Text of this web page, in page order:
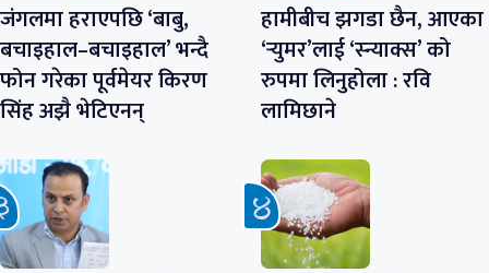
जंगलमा हराएपछि ‘बाबु,
बचाइहाल–बचाइहाल’ भन्दै
फोन गरेका पूर्वमेयर किरण
सिंह अझै भेटिएनन्
हामीबीच झगडा छैन, आएका
‘र्‍युमर’लाई ‘स्न्याक्स’ को
रुपमा लिनुहोला : रवि
लामिछाने